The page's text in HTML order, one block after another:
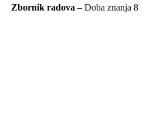
Zbornik radova – Doba znanja 8